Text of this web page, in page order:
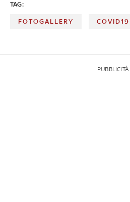
TAG:
FOTOGALLERY COVID19
PUBBLICITÀ